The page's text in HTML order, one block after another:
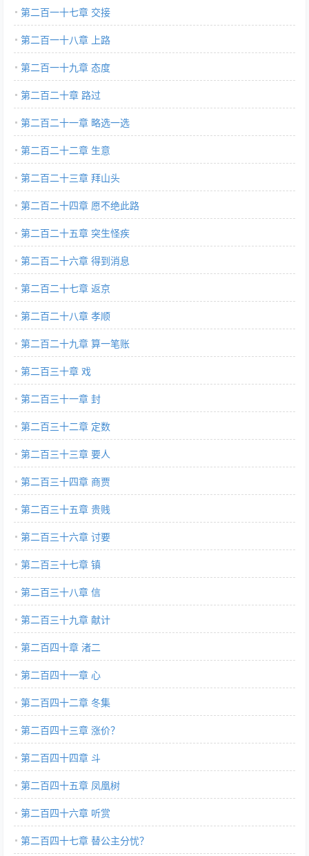
第二百一十七章 交接
第二百一十八章 上路
第二百一十九章 态度
第二百二十章 路过
第二百二十一章 略选一选
第二百二十二章 生意
第二百二十三章 拜山头
第二百二十四章 愿不绝此路
第二百二十五章 突生怪疾
第二百二十六章 得到消息
第二百二十七章 返京
第二百二十八章 孝顺
第二百二十九章 算一笔账
第二百三十章 戏
第二百三十一章 封
第二百三十二章 定数
第二百三十三章 要人
第二百三十四章 商贾
第二百三十五章 贵贱
第二百三十六章 讨要
第二百三十七章 镇
第二百三十八章 信
第二百三十九章 献计
第二百四十章 渚二
第二百四十一章 心
第二百四十二章 冬集
第二百四十三章 涨价？
第二百四十四章 斗
第二百四十五章 凤凰树
第二百四十六章 听赏
第二百四十七章 替公主分忧？